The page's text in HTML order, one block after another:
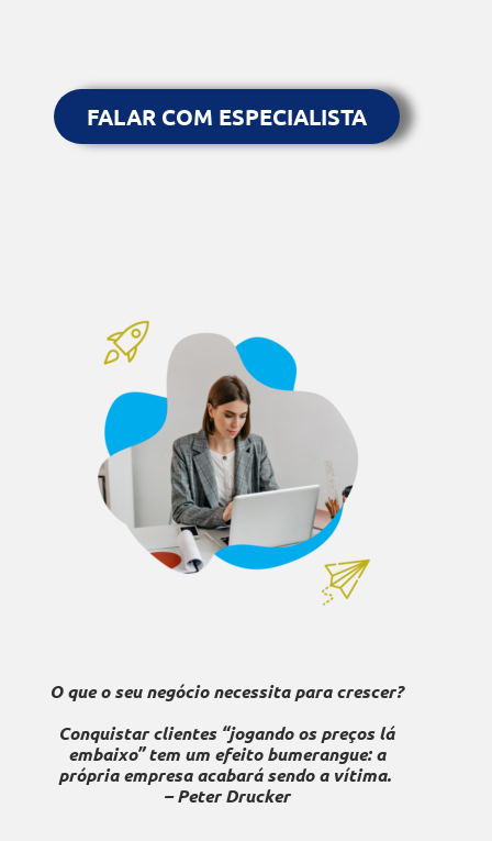
FALAR COM ESPECIALISTA
O que o seu negócio necessita para crescer?
Conquistar clientes “jogando os preços lá
embaixo” tem um efeito bumerangue: a
própria empresa acabará sendo a vítima.
– Peter Drucker